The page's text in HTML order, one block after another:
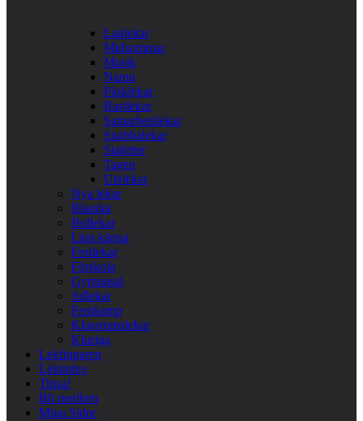
Laglekar
Midsommar
Musik
Namn
Påsklekar
Rastlekar
Samarbetslekar
Snabbalekar
Stafetter
Tagen
Utelekar
Nya lekar
Blandat
Bollekar
Lära känna
Festlekar
Förskola
Gympasal
Jullekar
Femkamp
Klassrumslekar
Kluriga
Lekfinnaren
Lekindex
Tipsa!
Bli medlem
Mina Sidor